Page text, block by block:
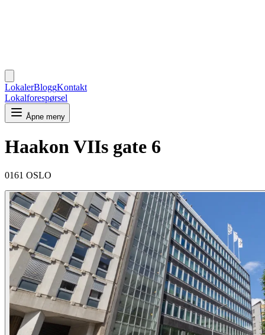
LokalerBloggKontakt
Lokalforespørsel
Åpne meny
Haakon VIIs gate 6
0161 OSLO